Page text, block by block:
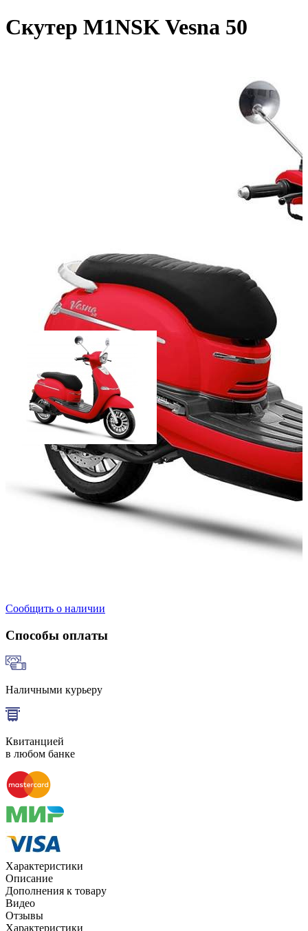
Скутер M1NSK Vesna 50
Мощность двигателя (л.с.):
Объём двигателя (куб.см):
Тактность двигателя:
Число цилиндров:1
Тип охлаждения:Воздушный
электрический
Сообщить о наличии
Способы оплаты
Наличными курьеру
Квитанцией
в любом банке
Характеристики
Описание
Дополнения к товару
Видео
Отзывы
Характеристики